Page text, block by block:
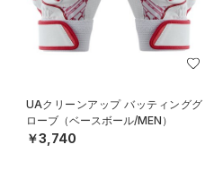
UAクリーンアップ バッティンググ
ローブ（ベースボール/MEN）
￥3,740